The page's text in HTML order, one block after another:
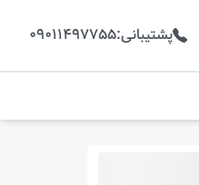
پشتیبانی:
09011497755